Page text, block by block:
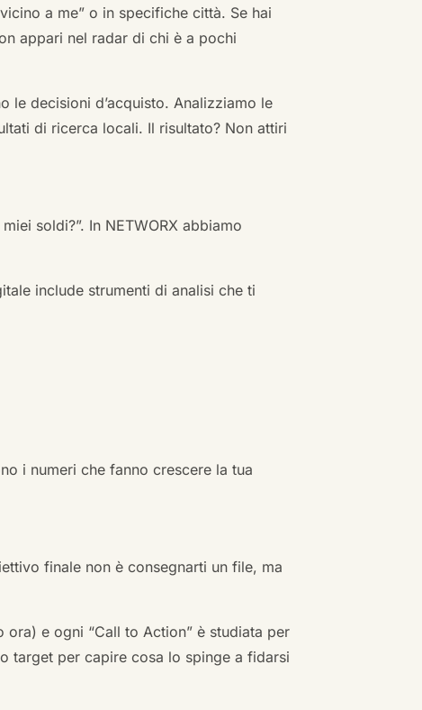
a me” o in specifiche città. Se hai
appari nel radar di chi è a pochi
le decisioni d’acquisto. Analizziamo le
di ricerca locali. Il risultato? Non attiri
soldi?”. In NETWORX abbiamo
include strumenti di analisi che ti
i numeri che fanno crescere la tua
finale non è consegnarti un file, ma
e ogni “Call to Action” è studiata per
target per capire cosa lo spinge a fidarsi